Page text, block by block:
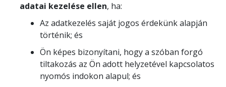
adatai kezelése ellen, ha:
Az adatkezelés saját jogos érdekünk alapján
történik; és
Ön képes bizonyítani, hogy a szóban forgó
tiltakozás az Ön adott helyzetével kapcsolatos
nyomós indokon alapul; és